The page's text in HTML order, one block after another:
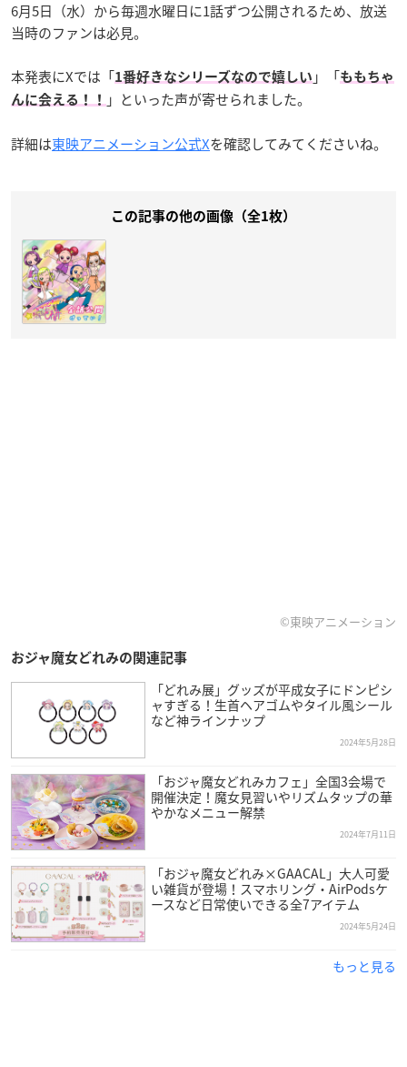
6月5日（水）から毎週水曜日に1話ずつ公開されるため、放送
当時のファンは必見。
本発表にXでは「1番好きなシリーズなので嬉しい 」「ももちゃ
んに会える！！
」といった声が寄せられました。
詳細は東映アニメーション公式Xを確認してみてくださいね。
この記事の他の画像（全1枚）
©東映アニメーション
おジャ魔女どれみの関連記事
「どれみ展」グッズが平成女子にドンピシ
ャすぎる！生首ヘアゴムやタイル風シール
など神ラインナップ
2024年5月28日
「おジャ魔女どれみカフェ」全国3会場で
開催決定！魔女見習いやリズムタップの華
やかなメニュー解禁
2024年7月11日
「おジャ魔女どれみ×GAACAL」大人可愛
い雑貨が登場！スマホリング・AirPodsケ
ースなど日常使いできる全7アイテム
2024年5月24日
もっと見る